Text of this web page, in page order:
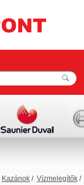
Kazánok / Vízmelegítők /